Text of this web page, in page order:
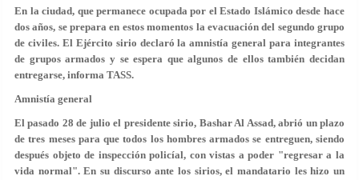
En la ciudad, que permanece ocupada por el Estado Islámico desde hace
dos años, se prepara en estos momentos la evacuación del segundo grupo
de civiles. El Ejército sirio declaró la amnistía general para integrantes
de grupos armados y se espera que algunos de ellos también decidan
entregarse, informa TASS.
Amnistía general
El pasado 28 de julio el presidente sirio, Bashar Al Assad, abrió un plazo
de tres meses para que todos los hombres armados se entreguen, siendo
después objeto de inspección policíal, con vistas a poder "regresar a la
vida normal". En su discurso ante los sirios, el mandatario les hizo un